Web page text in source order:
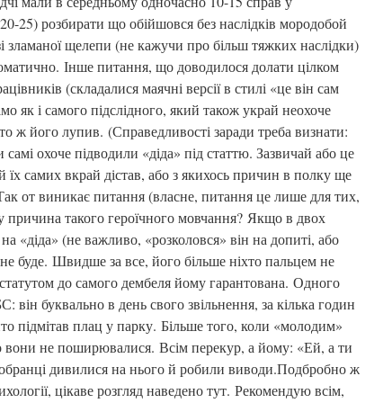
25) розбирати що обійшовся без наслідків мородобой
зламаної щелепи (не кажучи про більш тяжких наслідки)
Інше питання, що доводилося долати цілком
(складалися маячні версії в стилі «це він сам
як і самого підслідного, який також украй неохоче
ж його лупив. (Справедливості заради треба визнати:
охоче підводили «діда» під статтю. Зазвичай або це
їх самих вкрай дістав, або з якихось причин в полку ще
от виникає питання (власне, питання це лише для тих,
причина такого героїчного мовчання? Якщо в двох
«діда» (не важливо, «розколовся» він на допиті, або
буде. Швидше за все, його більше ніхто пальцем не
до самого дембеля йому гарантована. Одного
він буквально в день свого звільнення, за кілька годин
підмітав плац у парку. Більше того, коли «молодим»
вони не поширювалися. Всім перекур, а йому: «Ей, а ти
дивилися на нього й робили виводи.Подбробно ж
цікаве розгляд наведено тут. Рекомендую всім,